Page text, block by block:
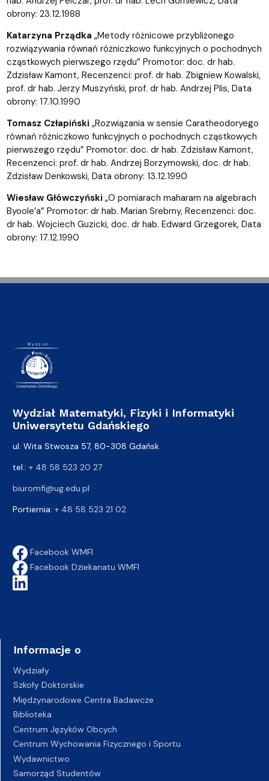
obrony: 23.12.1988
Katarzyna Prządka „Metody różnicowe przybliżonego
rozwiązywania równań różniczkowo funkcyjnych o pochodnych
cząstkowych pierwszego rzędu” Promotor: doc. dr hab.
Zdzisław Kamont, Recenzenci: prof. dr hab. Zbigniew Kowalski,
prof. dr hab. Jerzy Muszyński, prof. dr hab. Andrzej Plis, Data
obrony: 17.10.1990
Tomasz Człapiński „Rozwiązania w sensie Caratheodoryego
równań różniczkowo funkcyjnych o pochodnych cząstkowych
pierwszego rzędu” Promotor: doc. dr hab. Zdzisław Kamont,
Recenzenci: prof. dr hab. Andrzej Borzymowski, doc. dr hab.
Zdzisław Denkowski, Data obrony: 13.12.1990
Wiesław Główczyński „O pomiarach maharam na algebrach
Byoole’a” Promotor: dr hab. Marian Srebrny, Recenzenci: doc.
dr hab. Wojciech Guzicki, doc. dr hab. Edward Grzegorek, Data
obrony: 17.12.1990
Wydział Matematyki, Fizyki i Informatyki
Uniwersytetu Gdańskiego
ul. Wita Stwosza 57, 80-308 Gdańsk
tel.: + 48 58 523 20 27
biuromfi@ug.edu.pl
Portiernia: + 48 58 523 21 02
Facebook WMFI
Facebook Dziekanatu WMFI
Informacje o
Wydziały
Szkoły Doktorskie
Międzynarodowe Centra Badawcze
Biblioteka
Centrum Języków Obcych
Centrum Wychowania Fizycznego i Sportu
Wydawnictwo
Samorząd Studentów